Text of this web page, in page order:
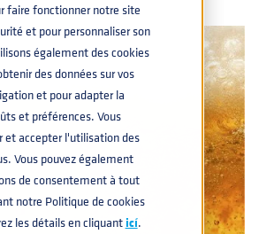
faire fonctionner notre site
et pour personnaliser son
également des cookies
des données sur vos
et pour adapter la
et préférences. Vous
et accepter l'utilisation des
Vous pouvez également
de consentement à tout
notre Politique de cookies
les détails en cliquanticí.